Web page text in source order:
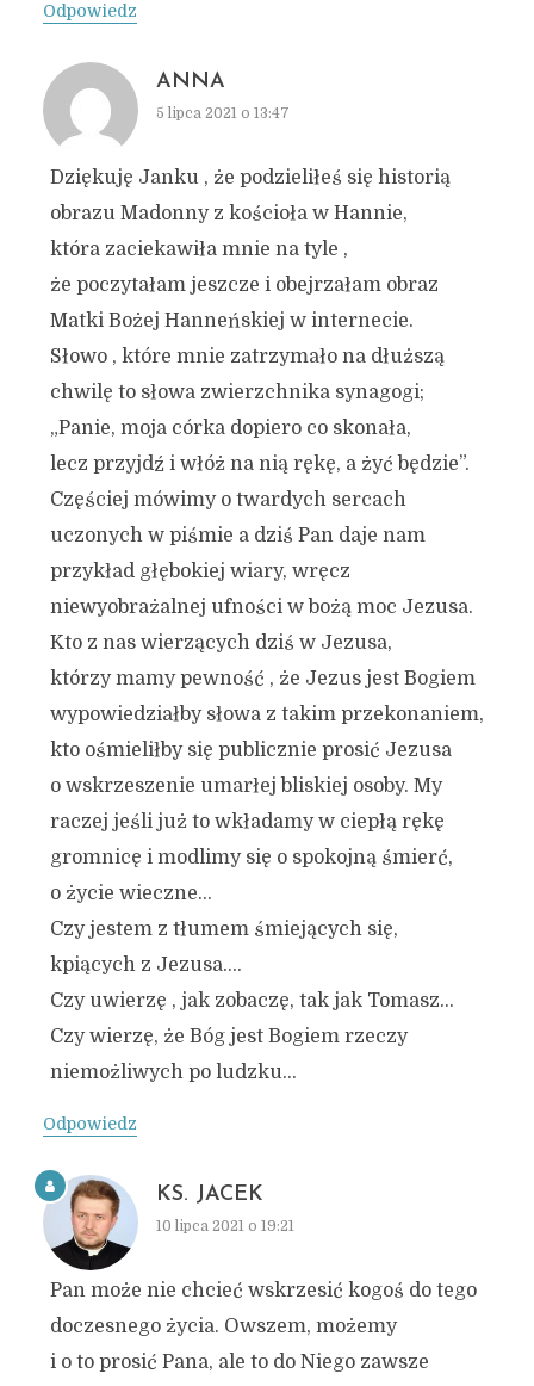
Odpowiedz
ANNA
5 lipca 2021 o 13:47
Dziękuję Janku , że podzieliłeś się historią
obrazu Madonny z kościoła w Hannie,
która zaciekawiła mnie na tyle ,
że poczytałam jeszcze i obejrzałam obraz
Matki Bożej Hanneńskiej w internecie.
Słowo , które mnie zatrzymało na dłuższą
chwilę to słowa zwierzchnika synagogi;
„Panie, moja córka dopiero co skonała,
lecz przyjdź i włóż na nią rękę, a żyć będzie”.
Częściej mówimy o twardych sercach
uczonych w piśmie a dziś Pan daje nam
przykład głębokiej wiary, wręcz
niewyobrażalnej ufności w bożą moc Jezusa.
Kto z nas wierzących dziś w Jezusa,
którzy mamy pewność , że Jezus jest Bogiem
wypowiedziałby słowa z takim przekonaniem,
kto ośmieliłby się publicznie prosić Jezusa
o wskrzeszenie umarłej bliskiej osoby. My
raczej jeśli już to wkładamy w ciepłą rękę
gromnicę i modlimy się o spokojną śmierć,
o życie wieczne…
Czy jestem z tłumem śmiejących się,
kpiących z Jezusa….
Czy uwierzę , jak zobaczę, tak jak Tomasz…
Czy wierzę, że Bóg jest Bogiem rzeczy
niemożliwych po ludzku…
Odpowiedz
KS. JACEK
10 lipca 2021 o 19:21
Pan może nie chcieć wskrzesić kogoś do tego
doczesnego życia. Owszem, możemy
i o to prosić Pana, ale to do Niego zawsze